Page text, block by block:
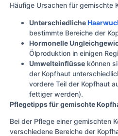
Häufige Ursachen für gemischte
Unterschiedliche
bestimmte Bereiche der
Hormonelle
Ölproduktion in einigen
Umwelteinflüsse können
der Kopfhaut
vordere Teil der Kopfhaut
fettiger werden).
Pflegetipps für gemischte
Bei der Pflege einer gemischten
verschiedene Bereiche der